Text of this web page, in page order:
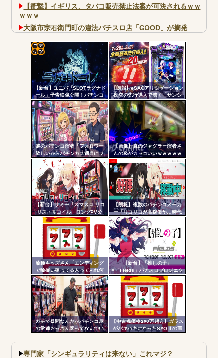
【衝撃】イギリス、タバコ販売禁止法案が可決されるｗｗ
ｗｗｗ
大阪市宗右衛門町の違法パチスロ店「GOOD」が摘発
パチンコで人気のないキャラを青色担当にするのやめろや
ワイ、パチンコ屋店員の目の前で会員カードを握り潰し
「今までありがとう」と...
無職のパチンコカス(22)なんやが、ワイの人生どれくらい
ヤバいか教えて？...
AngelBeats!とかいうクソアニメの思い出ｗｗｗ
Powered by livedoor 相互RSS
【新台】ユニバ「SLOTラグナド
ール」予告映像公開！パチンコ
版面白かったし期待だな！！！
【朗報】eSAOアリシゼーション
夜空の先行導入で沸く「サンシ
ャインKYORAKU平針」2日連続
で総差枚10万枚超えの祭りを開
催中ｗｗｗｗ
謎のパチンコ演者「フォロワー
欲しいからパチンカス適当にフ
ォローしよう」「フォロー返し
て来ないやつリムろ」←これで
何回もフォローしてくるのウザ
がられてますよ
【画像】真のジャグラー演者さ
んの姿がカッコいいｗｗｗｗｗ
【新台】サミー「スマスロ リコ
リス・リコイル」ロングPV公
開！新時代の疑似ボ連打を体感
せよ！！！
【朗報】複数のパチンコメーカ
ー「リコリコが高稼働か…時代
はライトミドルだ！」
喰種キッズさん「エンディング
で喰揃い狙ってる人ってあれ何
の意味があるの？」
【新台】「推しの子」
×「Fields」パチスロプロジェク
ト特報ムービー公開！推しの子
でBITESやれるんか！？_
ガチで疑問なんだがパチンコ屋
の常連おっさん客ってなんでい
【中古機価格200万超え】ガラス
がバキバキになったSAOⅡの画
コテ
リン
- 固
定リ
ンク
自動
更新
ツー
ル
専門家「シンギュラリティは来ない」これマジ？